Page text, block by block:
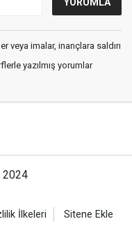
veya imalar, inançlara saldırı
yazılmış yorumlar
2024
İlkeleri Sitene Ekle